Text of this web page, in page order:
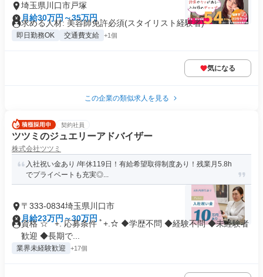
埼玉県川口市戸塚
月給30万円～35万円
求める人材: 美容師免許必須(スタイリスト経験者)
即日勤務OK 交通費支給 +1個
気になる
この企業の類似求人を見る
契約社員
ツツミのジュエリーアドバイザー
株式会社ツツミ
入社祝い金あり /年休119日！有給希望取得制度あり！残業月5.8h
でプライベートも充実◎...
〒333-0834埼玉県川口市
月給23万円～30万円
資格 ☆ﾟ +. 応募条件 ﾟ+.☆ ◆学歴不問 ◆経験不問 ◆未経験者
歓迎 ◆長期で...
業界未経験歓迎 +17個